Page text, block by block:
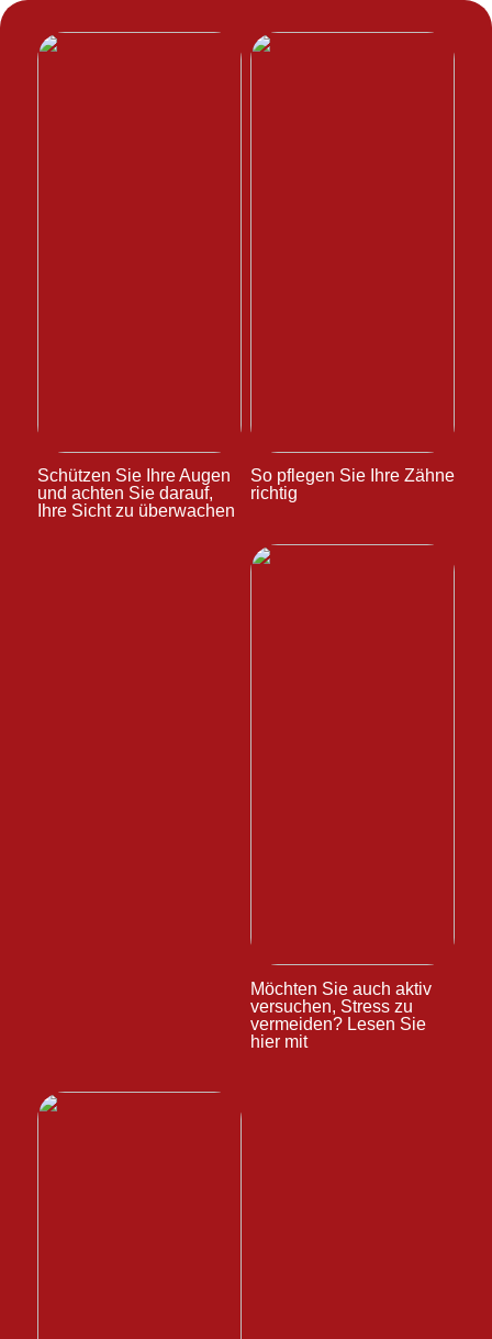
Schützen Sie Ihre Augen
und achten Sie darauf,
Ihre Sicht zu überwachen
So pflegen Sie Ihre Zähne
richtig
Möchten Sie auch aktiv
versuchen, Stress zu
vermeiden? Lesen Sie
hier mit